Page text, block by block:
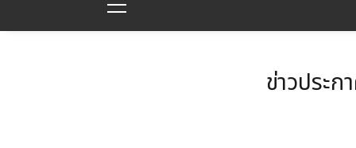
ข่าวประ